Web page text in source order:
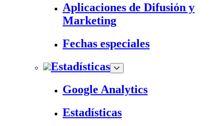
Aplicaciones de Difusión y
Marketing
Fechas especiales
Estadísticas
Google Analytics
Estadísticas